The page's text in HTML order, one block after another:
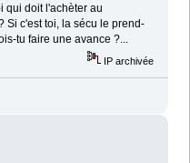
qui doit l'achèter au
Si c'est toi, la sécu le prend-
tu faire une avance ?...
IP archivée